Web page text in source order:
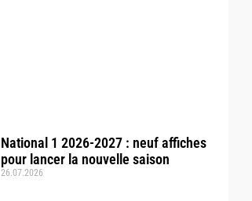
National 1 2026-2027 : neuf affiches
pour lancer la nouvelle saison
26.07.2026